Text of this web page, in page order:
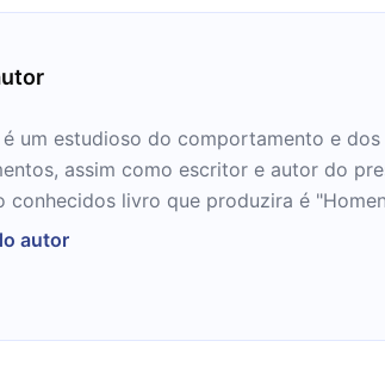
um estudioso do comportamento e dos
assim como escritor e autor do
conhecidos livro que produzira é
são de Vênus" - este que é o
que se interessa por livros como este,
autor